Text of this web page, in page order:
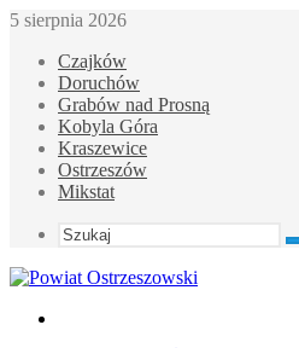
5 sierpnia 2026
Czajków
Doruchów
Grabów nad Prosną
Kobyla Góra
Kraszewice
Ostrzeszów
Mikstat